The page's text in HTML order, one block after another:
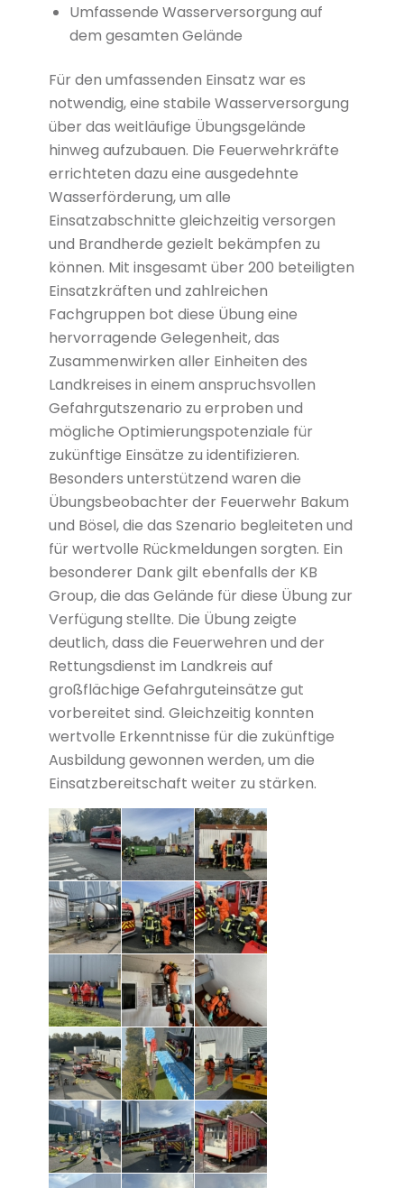
Umfassende Wasserversorgung auf
dem gesamten Gelände
Für den umfassenden Einsatz war es
notwendig, eine stabile Wasserversorgung
über das weitläufige Übungsgelände
hinweg aufzubauen. Die Feuerwehrkräfte
errichteten dazu eine ausgedehnte
Wasserförderung, um alle
Einsatzabschnitte gleichzeitig versorgen
und Brandherde gezielt bekämpfen zu
können. Mit insgesamt über 200 beteiligten
Einsatzkräften und zahlreichen
Fachgruppen bot diese Übung eine
hervorragende Gelegenheit, das
Zusammenwirken aller Einheiten des
Landkreises in einem anspruchsvollen
Gefahrgutszenario zu erproben und
mögliche Optimierungspotenziale für
zukünftige Einsätze zu identifizieren.
Besonders unterstützend waren die
Übungsbeobachter der Feuerwehr Bakum
und Bösel, die das Szenario begleiteten und
für wertvolle Rückmeldungen sorgten. Ein
besonderer Dank gilt ebenfalls der KB
Group, die das Gelände für diese Übung zur
Verfügung stellte. Die Übung zeigte
deutlich, dass die Feuerwehren und der
Rettungsdienst im Landkreis auf
großflächige Gefahrguteinsätze gut
vorbereitet sind. Gleichzeitig konnten
wertvolle Erkenntnisse für die zukünftige
Ausbildung gewonnen werden, um die
Einsatzbereitschaft weiter zu stärken.